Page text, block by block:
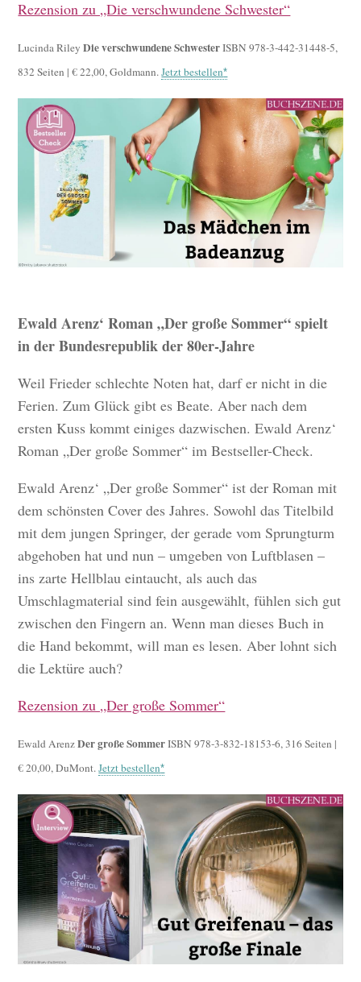
Rezension zu „Die verschwundene Schwester“
Lucinda RileyDie verschwundene SchwesterISBN 978-3-442-31448-5,
832 Seiten | € 22,00, Goldmann.Jetzt bestellen
Ewald Arenz‘ Roman „Der große Sommer“ spielt
in der Bundesrepublik der 80er-Jahre
Weil Frieder schlechte Noten hat, darf er nicht in die
Ferien. Zum Glück gibt es Beate. Aber nach dem
ersten Kuss kommt einiges dazwischen. Ewald Arenz‘
Roman „Der große Sommer“ im Bestseller-Check.
Ewald Arenz‘ „Der große Sommer“ ist der Roman mit
dem schönsten Cover des Jahres. Sowohl das Titelbild
mit dem jungen Springer, der gerade vom Sprungturm
abgehoben hat und nun – umgeben von Luftblasen –
ins zarte Hellblau eintaucht, als auch das
Umschlagmaterial sind fein ausgewählt, fühlen sich gut
zwischen den Fingern an. Wenn man dieses Buch in
die Hand bekommt, will man es lesen. Aber lohnt sich
die Lektüre auch?
Rezension zu „Der große Sommer“
Ewald ArenzDer große SommerISBN 978-3-832-18153-6, 316 Seiten |
€ 20,00, DuMont.Jetzt bestellen